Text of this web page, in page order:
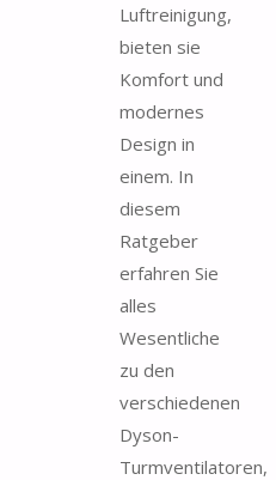
Luftreinigung,
bieten sie
Komfort und
modernes
Design in
einem. In
diesem
Ratgeber
erfahren Sie
alles
Wesentliche
zu den
verschiedenen
Dyson-
Turmventilatoren,